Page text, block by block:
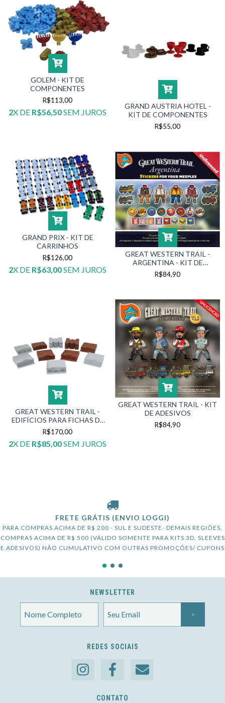
GOLEM - KIT DE
COMPONENTES
R$113,00
2X DE R$56,50SEM JUROS
GRAND AUSTRIA HOTEL -
KIT DE COMPONENTES
R$55,00
GRAND PRIX - KIT DE
CARRINHOS
R$126,00
2X DE R$63,00SEM JUROS
GREAT WESTERN TRAIL -
ARGENTINA - KIT DE
ADESIVOS
R$84,90
GREAT WESTERN TRAIL -
EDIFÍCIOS PARA FICHAS DE
CONSTRUÇÕES
R$170,00
2X DE R$85,00SEM JUROS
GREAT WESTERN TRAIL - KIT
DE ADESIVOS
R$84,90
FRETE GRÁTIS (ENVIO LOGGI)
PARA COMPRAS ACIMA DE R$ 200 - SUL E SUDESTE- DEMAIS REGIÕES,
COMPRAS ACIMA DE R$ 500 (VÁLIDO SOMENTE PARA KITS 3D, SLEEVES
E ADESIVOS) NÃO CUMULATIVO COM OUTRAS PROMOÇÕES/ CUPONS
NEWSLETTER
REDES SOCIAIS
CONTATO